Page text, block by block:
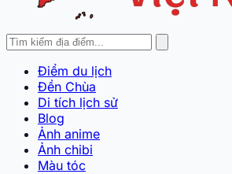
Điểm du lịch
Đền Chùa
Di tích lịch sử
Blog
Ảnh anime
Ảnh chibi
Màu tóc